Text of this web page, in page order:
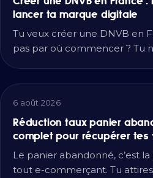
lancer ta marque digitale
Tu veux créer une DNVB en
pas par où commencer ? Tu
6 août 2026
Réduction taux panier
complet pour récupérer tes
Le panier abandonné, c’est
tout e-commerçant. Tu attires